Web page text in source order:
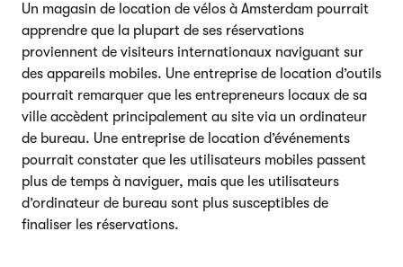
Un magasin de location de vélos à Amsterdam pourrait
apprendre que la plupart de ses réservations
proviennent de visiteurs internationaux naviguant sur
des appareils mobiles. Une entreprise de location d’outils
pourrait remarquer que les entrepreneurs locaux de sa
ville accèdent principalement au site via un ordinateur
de bureau. Une entreprise de location d’événements
pourrait constater que les utilisateurs mobiles passent
plus de temps à naviguer, mais que les utilisateurs
d’ordinateur de bureau sont plus susceptibles de
finaliser les réservations.